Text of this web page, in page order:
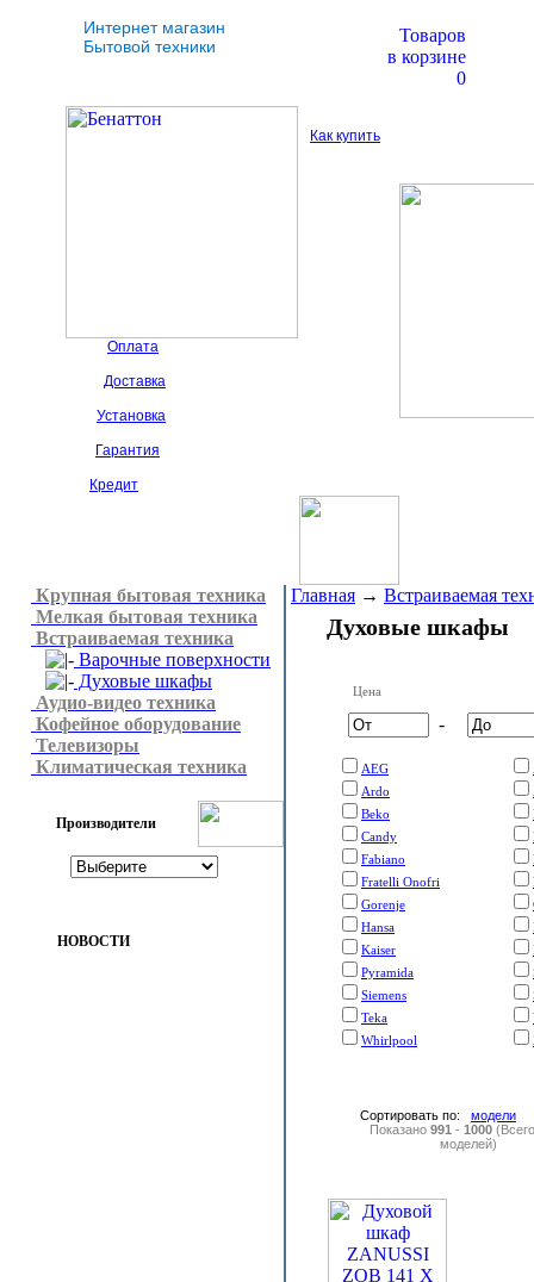
Интернет магазин
Бытовой техники
Товаров
в корзине
0
Как купить
Оплата
Доставка
Установка
Гарантия
Кредит
Крупная бытовая техника
Мелкая бытовая техника
Встраиваемая техника
Варочные поверхности
Духовые шкафы
Аудио-видео техника
Кофейное оборудование
Телевизоры
Климатическая техника
Производители
НОВОСТИ
Главная → Встраиваемая
Духовые шкафы
Цена
-
AEG
Ardo
Beko
Candy
Fabiano
Fratelli Onofri
Gorenje
Hansa
Kaiser
Pyramida
Siemens
Teka
Whirlpool
Сортировать по: модели
Показано 991 - 1000
моделей)